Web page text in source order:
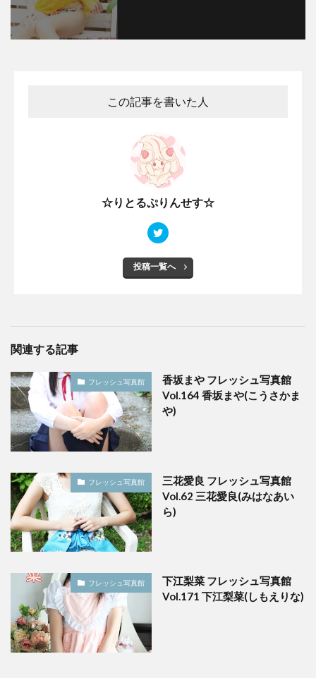
この記事を書いた人
☆りとるぷりんせす☆
投稿一覧へ
関連する記事
フレッシュ写真館
香坂まや フレッシュ写真館
Vol.164 香坂まや(こうさかま
や)
フレッシュ写真館
三花愛良 フレッシュ写真館
Vol.62 三花愛良(みはなあい
ら)
フレッシュ写真館
下江梨菜 フレッシュ写真館
Vol.171 下江梨菜(しもえりな)